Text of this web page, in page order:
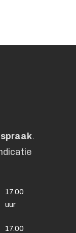
.
17.00
uur
17.00